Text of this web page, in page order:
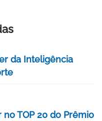
da Inteligência
TOP 20 do Prêmio